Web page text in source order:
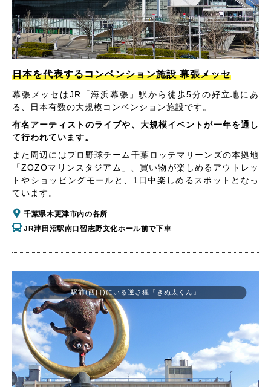
日本を代表するコンベンション施設 幕張メッセ
幕張メッセはJR「海浜幕張」駅から徒歩5分の好立地にあ
る、日本有数の大規模コンベンション施設です。
有名アーティストのライブや、大規模イベントが一年を通し
て行われています。
また周辺にはプロ野球チーム千葉ロッテマリーンズの本拠地
「ZOZOマリンスタジアム」、買い物が楽しめるアウトレッ
トやショッピングモールと、1日中楽しめるスポットとなっ
ています。
千葉県木更津市内の各所
JR津田沼駅南口習志野文化ホール前で下車
駅前(西口)にいる逆さ狸「きぬ太くん」